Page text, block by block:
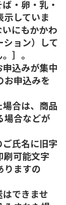
・卵・乳・
していま
にもかかわ
ョン）して
］。
込みが集中
お申込みを
合は、商品
場合などが
氏名に旧字
刷可能文字
りますの
できませ